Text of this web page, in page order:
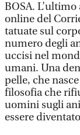
BOSA.
online del
tatuate sul
numero degli
uccisi nel
umani. Una
pelle, che
filosofia che
uomini sugli
essere